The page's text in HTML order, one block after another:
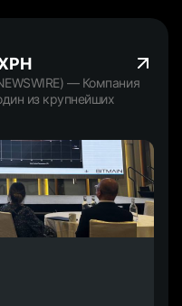
— Компания
из крупнейших